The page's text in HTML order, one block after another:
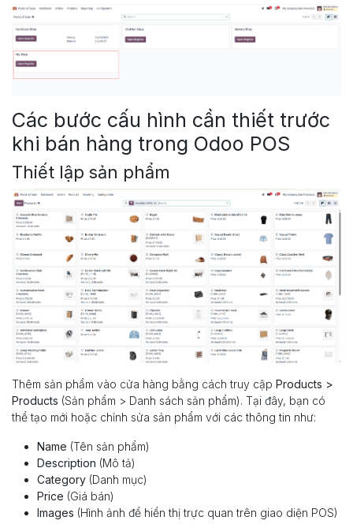
Các bước cấu hình cần thiết trước
khi bán hàng trong Odoo POS
Thiết lập sản phẩm
Thêm sản phẩm vào cửa hàng bằng cách truy cập Products >
Products (Sản phẩm > Danh sách sản phẩm). Tại đây, bạn có
thể tạo mới hoặc chỉnh sửa sản phẩm với các thông tin như:
Name (Tên sản phẩm)
Description (Mô tả)
Category (Danh mục)
Price (Giá bán)
Images (Hình ảnh để hiển thị trực quan trên giao diện POS)